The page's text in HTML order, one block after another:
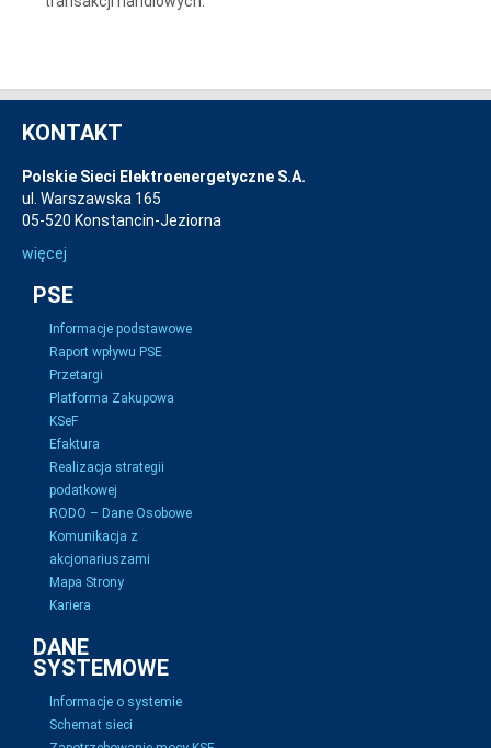
KONTAKT
Polskie Sieci Elektroenergetyczne S.A.
ul. Warszawska 165
05-520 Konstancin-Jeziorna
więcej
PSE
Informacje podstawowe
Raport wpływu PSE
Przetargi
Platforma Zakupowa
KSeF
Efaktura
Realizacja strategii
podatkowej
RODO – Dane Osobowe
Komunikacja z
akcjonariuszami
Mapa Strony
Kariera
DANE
SYSTEMOWE
Informacje o systemie
Schemat sieci